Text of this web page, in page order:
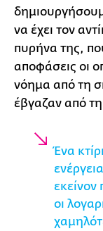
να έχει τον
πυρήνα της,
αποφάσεις οι
νόημα από τη
έβγαζαν από
Ένα
εκείνον
οι